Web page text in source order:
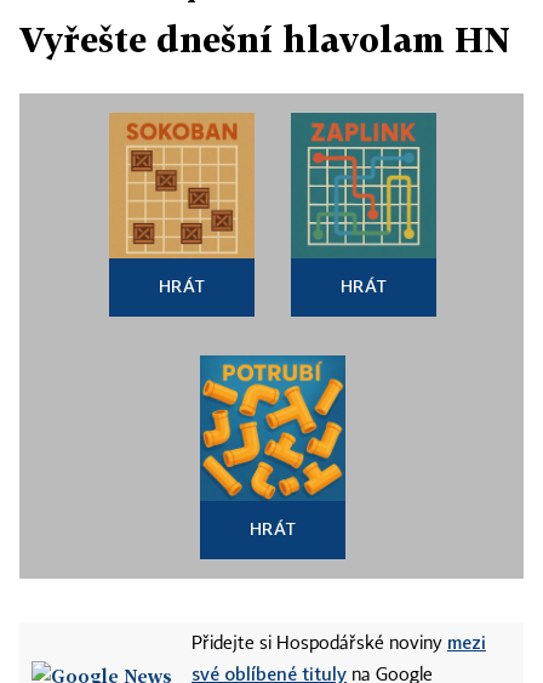
Vyřešte dnešní hlavolam HN
HRÁT HRÁT
HRÁT
Přidejte si Hospodářské noviny mezi
své oblíbené tituly na Google